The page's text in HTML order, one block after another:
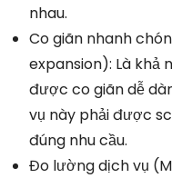
nhau.
Co giãn nhanh
expansion): Là khả
được co giãn dễ
vụ này phải được
đúng nhu cầu.
Đo lường dịch vụ